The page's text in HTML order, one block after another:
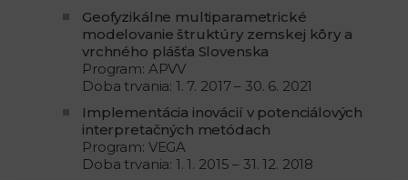
Geofyzikálne multiparametrické
modelovanie štruktúry zemskej kôry a
vrchného plášťa Slovenska
Program: APVV
Doba trvania: 1. 7. 2017 – 30. 6. 2021
Implementácia inovácií v potenciálových
interpretačných metódach
Program: VEGA
Doba trvania: 1. 1. 2015 – 31. 12. 2018